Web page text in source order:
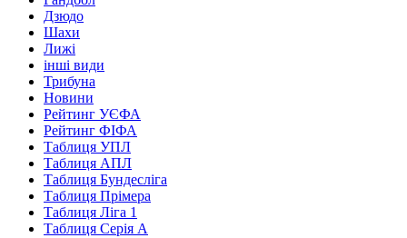
Дзюдо
Шахи
Лижі
інші види
Трибуна
Новини
Рейтинг УЄФА
Рейтинг ФІФА
Таблиця УПЛ
Таблиця АПЛ
Таблиця Бундесліга
Таблиця Прімера
Таблиця Ліга 1
Таблиця Серія А